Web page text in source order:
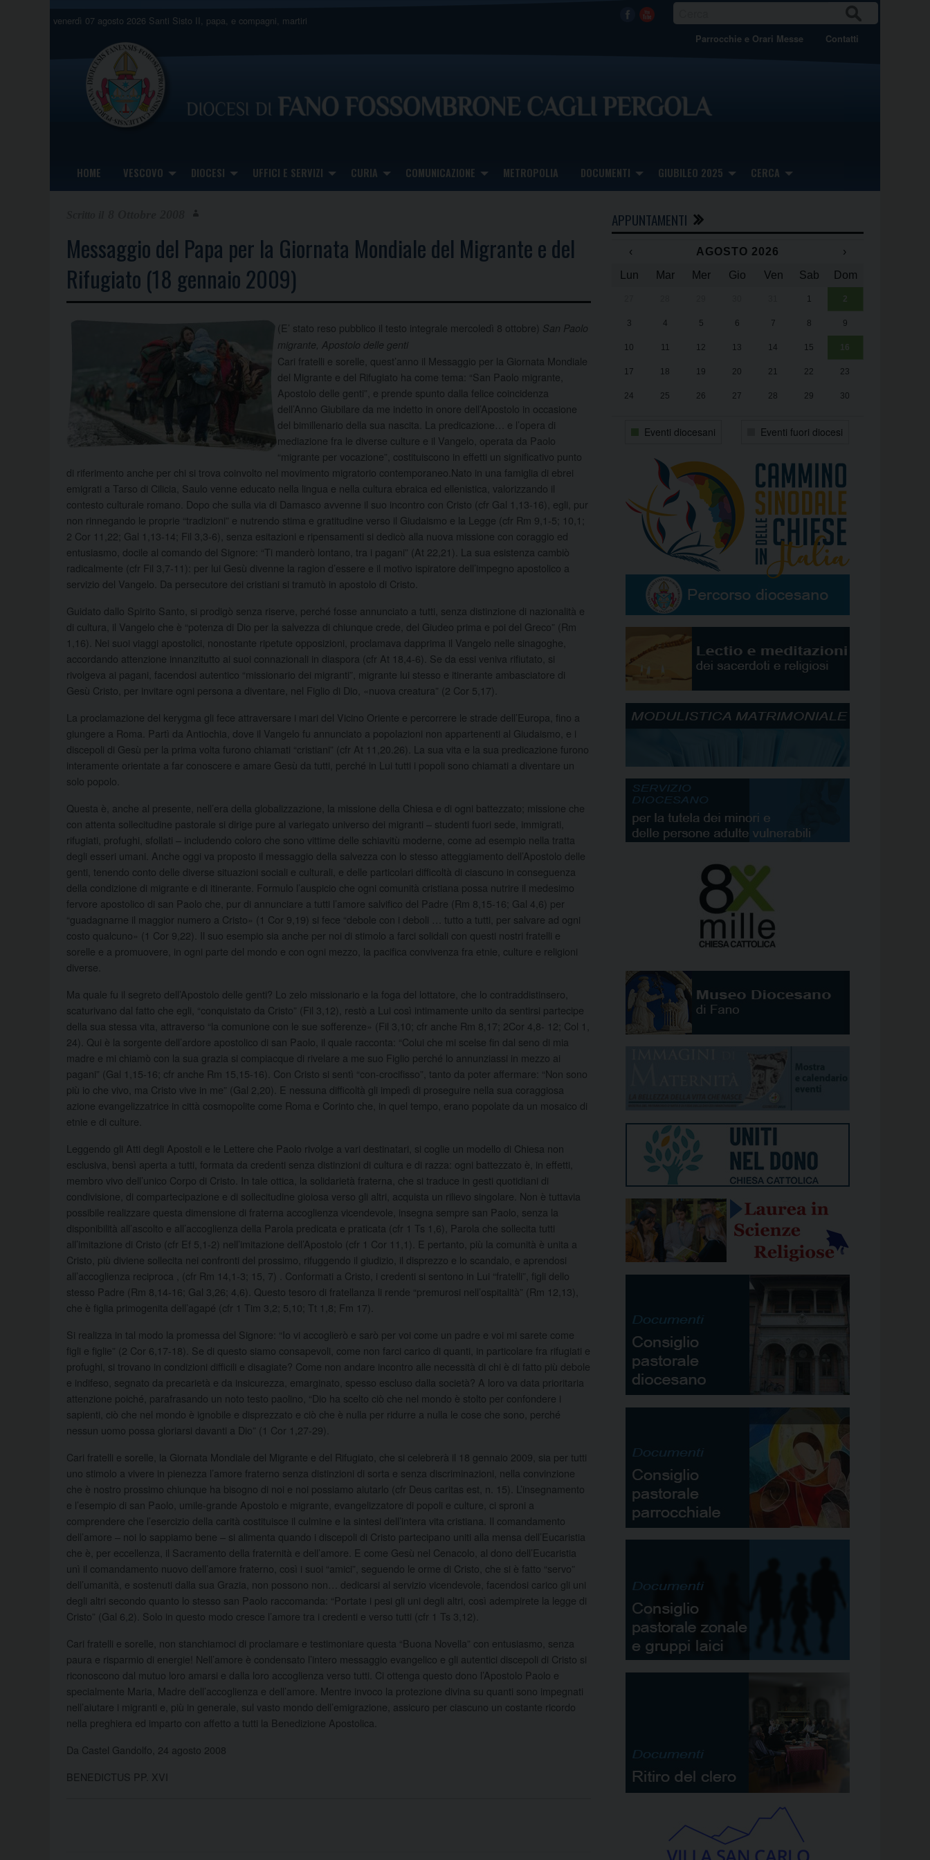
venerdì 07 agosto 2026 Santi Sisto II, papa, e compagni, martiri Facebook
Youtube CA
Parrocchie e Orari Messe Contatti
HOME VESCOVO DIOCESI UFFICI E SERVIZI CURIA COMUNICAZIONE METROPOLIA DOCUMENTI GIUBILEO 2025 CERCA
Messaggio del Papa per la Giornata Mondiale del Migrante e del
Rifugiato (18 gennaio 2009)
(E’ stato reso pubblico il testo integrale mercoledì 8 ottobre) San Paolo
migrante, Apostolo delle genti
Cari fratelli e sorelle, quest’anno il Messaggio per la Giornata Mondiale
del Migrante e del Rifugiato ha come tema: “San Paolo migrante,
Apostolo delle genti”, e prende spunto dalla felice coincidenza
dell’Anno Giubilare da me indetto in onore dell’Apostolo in occasione
del bimillenario della sua nascita. La predicazione…
e l’opera di
mediazione fra le diverse culture e il Vangelo, operata da Paolo
“migrante per vocazione”, costituiscono in effetti un significativo punto
di riferimento anche per chi si trova coinvolto nel movimento migratorio contemporaneo.Nato in una famiglia di ebrei
emigrati a Tarso di Cilicia, Saulo venne educato nella lingua e nella cultura ebraica ed ellenistica, valorizzando il
contesto culturale romano. Dopo che sulla via di Damasco avvenne il suo incontro con Cristo (cfr Gal 1,13-16), egli, pur
non rinnegando le proprie “tradizioni” e nutrendo stima e gratitudine verso il Giudaismo e la Legge (cfr Rm 9,1-5; 10,1;
2 Cor 11,22; Gal 1,13-14; Fil 3,3-6), senza esitazioni e ripensamenti si dedicò alla nuova missione con coraggio ed
entusiasmo, docile al comando del Signore: “Ti manderò lontano, tra i pagani” (At 22,21). La sua esistenza cambiò
radicalmente (cfr Fil 3,7-11): per lui Gesù divenne la ragion d’essere e il motivo ispiratore dell’impegno apostolico a
servizio del Vangelo. Da persecutore dei cristiani si tramutò in apostolo di Cristo.
Guidato dallo Spirito Santo, si prodigò senza riserve, perché fosse annunciato a tutti, senza distinzione di nazionalità e
di cultura, il Vangelo che è “potenza di Dio per la salvezza di chiunque crede, del Giudeo prima e poi del Greco” (Rm
1,16). Nei suoi viaggi apostolici, nonostante ripetute opposizioni, proclamava dapprima il Vangelo nelle sinagoghe,
accordando attenzione innanzitutto ai suoi connazionali in diaspora (cfr At 18,4-6). Se da essi veniva rifiutato, si
rivolgeva ai pagani, facendosi autentico “missionario dei migranti”, migrante lui stesso e itinerante ambasciatore di
Gesù Cristo, per invitare ogni persona a diventare, nel Figlio di Dio, «nuova creatura” (2 Cor 5,17).
La proclamazione del kerygma gli fece attraversare i mari del Vicino Oriente e percorrere le strade dell’Europa, fino a
giungere a Roma. Partì da Antiochia, dove il Vangelo fu annunciato a popolazioni non appartenenti al Giudaismo, e i
discepoli di Gesù per la prima volta furono chiamati “cristiani” (cfr At 11,20.26). La sua vita e la sua predicazione furono
interamente orientate a far conoscere e amare Gesù da tutti, perché in Lui tutti i popoli sono chiamati a diventare un
solo popolo.
Questa è, anche al presente, nell’era della globalizzazione, la missione della Chiesa e di ogni battezzato; missione che
con attenta sollecitudine pastorale si dirige pure al variegato universo dei migranti – studenti fuori sede, immigrati,
rifugiati, profughi, sfollati – includendo coloro che sono vittime delle schiavitù moderne, come ad esempio nella tratta
degli esseri umani. Anche oggi va proposto il messaggio della salvezza con lo stesso atteggiamento dell’Apostolo delle
genti, tenendo conto delle diverse situazioni sociali e culturali, e delle particolari difficoltà di ciascuno in conseguenza
della condizione di migrante e di itinerante. Formulo l’auspicio che ogni comunità cristiana possa nutrire il medesimo
fervore apostolico di san Paolo che, pur di annunciare a tutti l’amore salvifico del Padre (Rm 8,15-16; Gal 4,6) per
“guadagnarne il maggior numero a Cristo» (1 Cor 9,19) si fece “debole con i deboli … tutto a tutti, per salvare ad ogni
costo qualcuno» (1 Cor 9,22). Il suo esempio sia anche per noi di stimolo a farci solidali con questi nostri fratelli e
sorelle e a promuovere, in ogni parte del mondo e con ogni mezzo, la pacifica convivenza fra etnie, culture e religioni
diverse.
Ma quale fu il segreto dell’Apostolo delle genti? Lo zelo missionario e la foga del lottatore, che lo contraddistinsero,
scaturivano dal fatto che egli, “conquistato da Cristo” (Fil 3,12), restò a Lui così intimamente unito da sentirsi partecipe
della sua stessa vita, attraverso “la comunione con le sue sofferenze» (Fil 3,10; cfr anche Rm 8,17; 2Cor 4,8- 12; Col 1,
24). Qui è la sorgente dell’ardore apostolico di san Paolo, il quale racconta: “Colui che mi scelse fin dal seno di mia
madre e mi chiamò con la sua grazia si compiacque di rivelare a me suo Figlio perché lo annunziassi in mezzo ai
pagani” (Gal 1,15-16; cfr anche Rm 15,15-16). Con Cristo si sentì “con-crocifisso”, tanto da poter affermare: “Non sono
più io che vivo, ma Cristo vive in me” (Gal 2,20). E nessuna difficoltà gli impedì di proseguire nella sua coraggiosa
azione evangelizzatrice in città cosmopolite come Roma e Corinto che, in quel tempo, erano popolate da un mosaico di
etnie e di culture.
Leggendo gli Atti degli Apostoli e le Lettere che Paolo rivolge a vari destinatari, si coglie un modello di Chiesa non
esclusiva, bensì aperta a tutti, formata da credenti senza distinzioni di cultura e di razza: ogni battezzato è, in effetti,
membro vivo dell’unico Corpo di Cristo. In tale ottica, la solidarietà fraterna, che si traduce in gesti quotidiani di
condivisione, di compartecipazione e di sollecitudine gioiosa verso gli altri, acquista un rilievo singolare. Non è tuttavia
possibile realizzare questa dimensione di fraterna accoglienza vicendevole, insegna sempre san Paolo, senza la
disponibilità all’ascolto e all’accoglienza della Parola predicata e praticata (cfr 1 Ts 1,6), Parola che sollecita tutti
all’imitazione di Cristo (cfr Ef 5,1-2) nell’imitazione dell’Apostolo (cfr 1 Cor 11,1). E pertanto, più la comunità è unita a
Cristo, più diviene sollecita nei confronti del prossimo, rifuggendo il giudizio, il disprezzo e lo scandalo, e aprendosi
all’accoglienza reciproca , (cfr Rm 14,1-3; 15, 7) . Conformati a Cristo, i credenti si sentono in Lui “fratelli”, figli dello
stesso Padre (Rm 8,14-16; Gal 3,26; 4,6). Questo tesoro di fratellanza li rende “premurosi nell’ospitalità” (Rm 12,13),
che è figlia primogenita dell’agapé (cfr 1 Tim 3,2; 5,10; Tt 1,8; Fm 17).
Si realizza in tal modo la promessa del Signore: “Io vi accoglierò e sarò per voi come un padre e voi mi sarete come
figli e figlie” (2 Cor 6,17-18). Se di questo siamo consapevoli, come non farci carico di quanti, in particolare fra rifugiati e
profughi, si trovano in condizioni difficili e disagiate? Come non andare incontro alle necessità di chi è di fatto più debole
e indifeso, segnato da precarietà e da insicurezza, emarginato, spesso escluso dalla società? A loro va data prioritaria
attenzione poiché, parafrasando un noto testo paolino, “Dio ha scelto ciò che nel mondo è stolto per confondere i
sapienti, ciò che nel mondo è ignobile e disprezzato e ciò che è nulla per ridurre a nulla le cose che sono, perché
nessun uomo possa gloriarsi davanti a Dio” (1 Cor 1,27-29).
Cari fratelli e sorelle, la Giornata Mondiale del Migrante e del Rifugiato, che si celebrerà il 18 gennaio 2009, sia per tutti
uno stimolo a vivere in pienezza l’amore fraterno senza distinzioni di sorta e senza discriminazioni, nella convinzione
che è nostro prossimo chiunque ha bisogno di noi e noi possiamo aiutarlo (cfr Deus caritas est, n. 15). L’insegnamento
e l’esempio di san Paolo, umile-grande Apostolo e migrante, evangelizzatore di popoli e culture, ci sproni a
comprendere che l’esercizio della carità costituisce il culmine e la sintesi dell’intera vita cristiana. Il comandamento
dell’amore – noi lo sappiamo bene – si alimenta quando i discepoli di Cristo partecipano uniti alla mensa dell’Eucaristia
che è, per eccellenza, il Sacramento della fraternità e dell’amore. E come Gesù nel Cenacolo, al dono dell’Eucaristia
unì il comandamento nuovo dell’amore fraterno, così i suoi “amici”, seguendo le orme di Cristo, che si è fatto “servo”
dell’umanità, e sostenuti dalla sua Grazia, non possono non… dedicarsi al servizio vicendevole, facendosi carico gli uni
degli altri secondo quanto lo stesso san Paolo raccomanda: “Portate i pesi gli uni degli altri, così adempirete la legge di
Cristo” (Gal 6,2). Solo in questo modo cresce l’amore tra i credenti e verso tutti (cfr 1 Ts 3,12).
Cari fratelli e sorelle, non stanchiamoci di proclamare e testimoniare questa “Buona Novella” con entusiasmo, senza
paura e risparmio di energie! Nell’amore è condensato l’intero messaggio evangelico e gli autentici discepoli di Cristo si
riconoscono dal mutuo loro amarsi e dalla loro accoglienza verso tutti. Ci ottenga questo dono l’Apostolo Paolo e
specialmente Maria, Madre dell’accoglienza e dell’amore. Mentre invoco la protezione divina su quanti sono impegnati
nell’aiutare i migranti e, più in generale, sul vasto mondo dell’emigrazione, assicuro per ciascuno un costante ricordo
nella preghiera ed imparto con affetto a tutti la Benedizione Apostolica.
Da Castel Gandolfo, 24 agosto 2008
BENEDICTUS PP. XVI
APPUNTAMENTI
‹ AGOSTO 2026
›
Lun
Mar Mer Gio Ven Sab Dom
1 2
3 4 5 6 7 8 9
10 11 12 13 14 15 16
17 18 19 20 21 22 23
24 25 26 27 28 29 30
Eventi diocesani Eventi fuori diocesi